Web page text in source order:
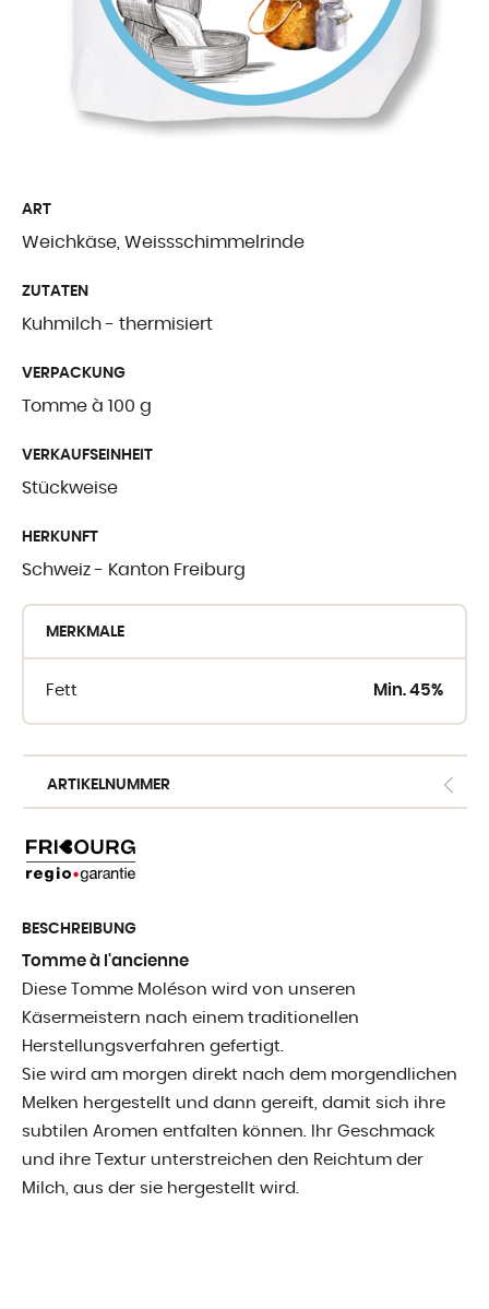
Freiburger
Käse aus dem
Ergänzende
E-shop fur Profis
ART
Weichkäse, Weissschimmelrinde
ZUTATEN
Kuhmilch - thermisiert
VERPACKUNG
Tomme à 100 g
VERKAUFSEINHEIT
Stückweise
HERKUNFT
Schweiz - Kanton Freiburg
MERKMALE
Fett Min. 45%
ARTIKELNUMMER
BESCHREIBUNG
Tomme à l'ancienne
Diese Tomme Moléson wird von unseren
Käsermeistern nach einem traditionellen
Herstellungsverfahren gefertigt.
Sie wird am morgen direkt nach dem morgendlichen
Melken hergestellt und dann gereift, damit sich ihre
subtilen Aromen entfalten können. Ihr Geschmack
und ihre Textur unterstreichen den Reichtum der
Milch, aus der sie hergestellt wird.